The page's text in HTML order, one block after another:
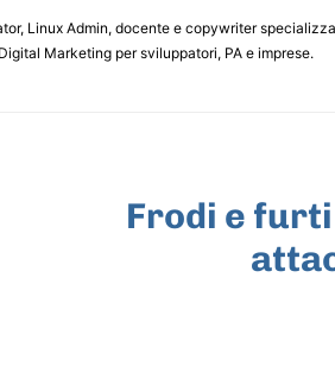
Linux Admin, docente e copywriter
Marketing per sviluppatori, PA e imprese.
Frodi e